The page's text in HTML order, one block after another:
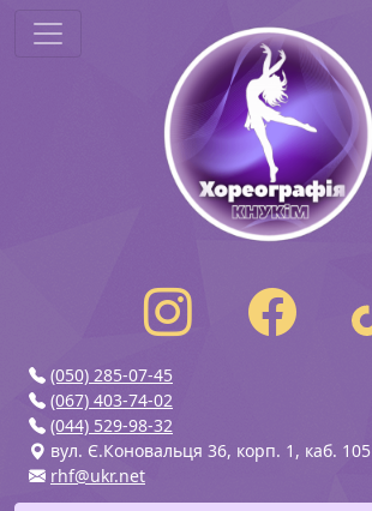
(050) 285-07-45
(067) 403-74-02
(044) 529-98-32
вул. Є.Коновальця 36, корп. 1, каб. 105
rhf@ukr.net